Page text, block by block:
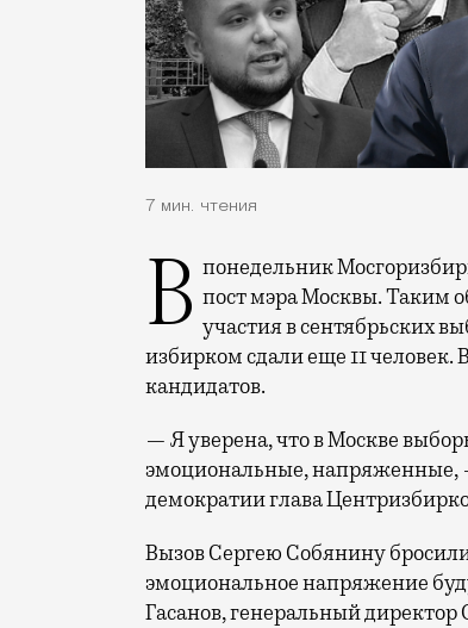
7 мин. чтения
В понедельник Мосгоризбирком зарегистрировал Сергея Собянина кандидатом на пост мэра Москвы. Таким
участия в сентябрьских
избирком сдали еще 11 человек.
кандидатов.
— Я уверена, что в Москве
эмоциональные, напряженные,
демократии глава
Вызов Сергею Собянину
эмоциональное напряжение
Гасанов, генеральный